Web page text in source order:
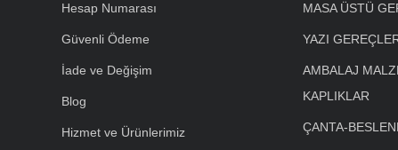
Hesap Numarası
Güvenli Ödeme
İade ve Değişim
Blog
Hizmet ve Ürünlerimiz
MASA ÜSTÜ
YAZI
AMBALAJ
KAPLIKLAR
ÇANTA-